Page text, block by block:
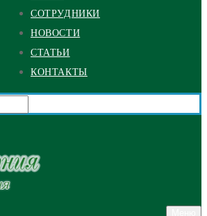
СОТРУДНИКИ
НОВОСТИ
СТАТЬИ
КОНТАКТЫ